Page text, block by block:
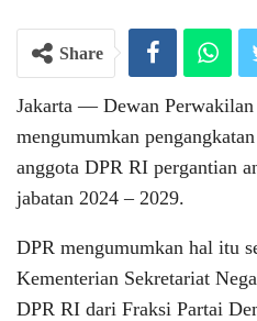
Share
Jakarta — Dewan
mengumumkan
anggota DPR RI pergantian
jabatan 2024 – 2029.
DPR mengumumkan hal itu
Kementerian Sekretariat
DPR RI dari Fraksi Partai